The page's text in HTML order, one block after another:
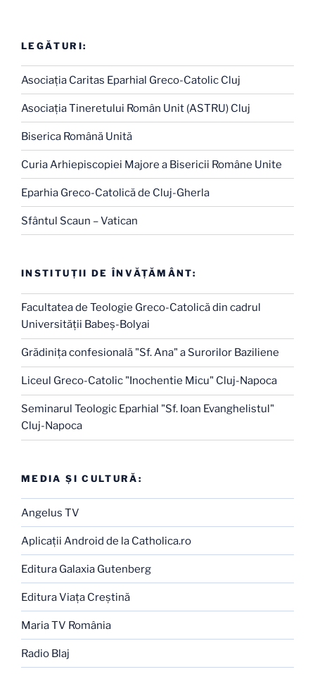
LEGĂTURI:
Asociaţia Caritas Eparhial Greco-Catolic Cluj
Asociaţia Tineretului Român Unit (ASTRU) Cluj
Biserica Română Unită
Curia Arhiepiscopiei Majore a Bisericii Române Unite
Eparhia Greco-Catolică de Cluj-Gherla
Sfântul Scaun – Vatican
INSTITUŢII DE ÎNVĂŢĂMÂNT:
Facultatea de Teologie Greco-Catolică din cadrul
Universităţii Babeş-Bolyai
Grădiniţa confesională "Sf. Ana" a Surorilor Baziliene
Liceul Greco-Catolic "Inochentie Micu" Cluj-Napoca
Seminarul Teologic Eparhial "Sf. Ioan Evanghelistul"
Cluj-Napoca
MEDIA ŞI CULTURĂ:
Angelus TV
Aplicaţii Android de la Catholica.ro
Editura Galaxia Gutenberg
Editura Viaţa Creştină
Maria TV România
Radio Blaj